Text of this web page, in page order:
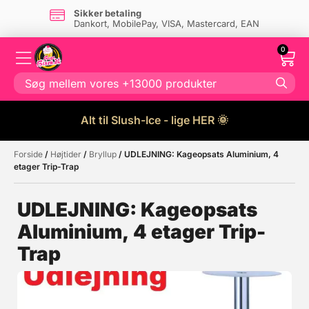
Sikker betaling
Dankort, MobilePay, VISA, Mastercard, EAN
0
Alt til Slush-Ice - lige HER 🌞
Måske kunne nogle af disse
produkter have din interesse?
Forside / Højtider / Bryllup / UDLEJNING: Kageopsats Aluminium, 4
etager Trip-Trap
UDLEJNING: Kageopsats
Aluminium, 4 etager Trip-
Trap